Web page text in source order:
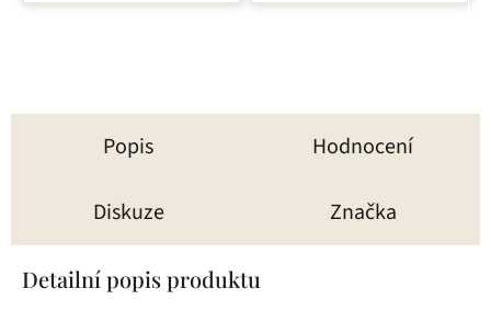
Popis Hodnocení
Diskuze Značka
Detailní popis produktu